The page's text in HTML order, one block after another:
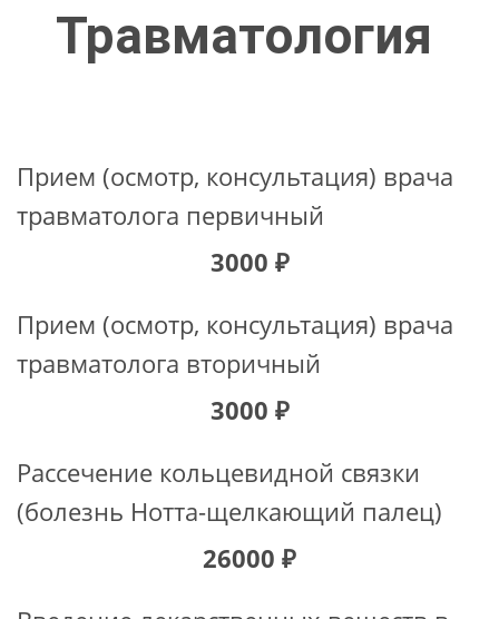
Травматология
Прием (осмотр, консультация) врача
травматолога первичный
3000 ₽
Прием (осмотр, консультация) врача
травматолога вторичный
3000 ₽
Рассечение кольцевидной связки
(болезнь Нотта-щелкающий палец)
26000 ₽